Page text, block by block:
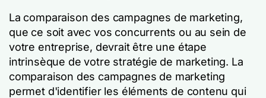
La comparaison des campagnes de marketing,
que ce soit avec vos concurrents ou au sein de
votre entreprise, devrait être une étape
intrinsèque de votre stratégie de marketing. La
comparaison des campagnes de marketing
permet d'identifier les éléments de contenu qui